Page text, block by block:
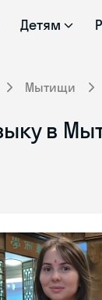
Детям
Мытищи
в